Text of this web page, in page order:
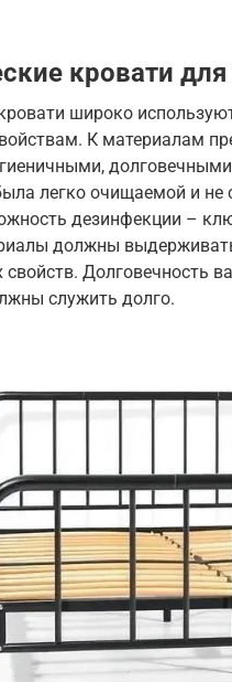
кровати
широко
К материалам
легко очищаемой и не
дезинфекции –
должны
свойств. Долговечность
служить долго.